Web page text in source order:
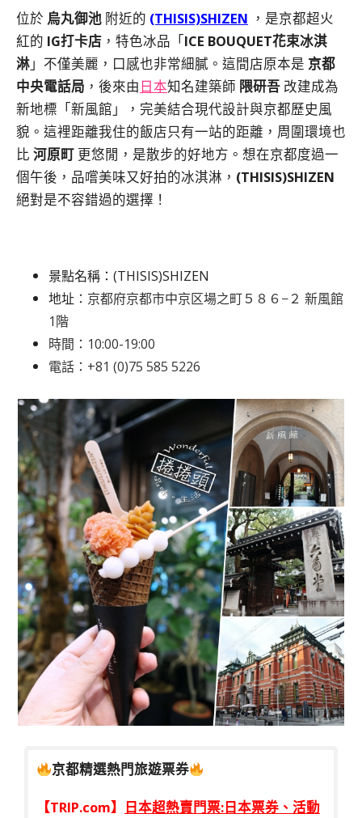
位於 烏丸御池 附近的 (THISIS)SHIZEN ，是京都超火
紅的 IG打卡店 ，特色冰品「ICE BOUQUET花束冰淇
淋」不僅美麗，口感也非常細膩。這間店原本是 京都
中央電話局 ，後來由 日本知名建築師 隈研吾 改建成為
新地標「新風館」，完美結合現代設計與京都歷史風
貌。這裡距離我住的飯店只有一站的距離，周圍環境也
比 河原町 更悠閒，是散步的好地方。想在京都度過一
個午後，品嚐美味又好拍的冰淇淋， (THISIS)SHIZEN
絕對是不容錯過的選擇！
景點名稱：(THISIS)SHIZEN
地址 ：京都府京都市中京区場之町５８６−２ 新風館
1階
時間：10:00-19:00
電話：+81 (0)75 585 5226
京都精選熱門旅遊票券
【TRIP.com】 日本超熱賣門票:日本票券、活動